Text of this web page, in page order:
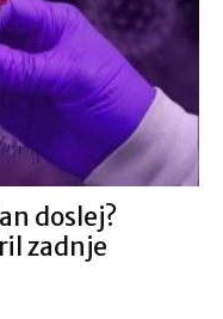
doslej?
zadnje